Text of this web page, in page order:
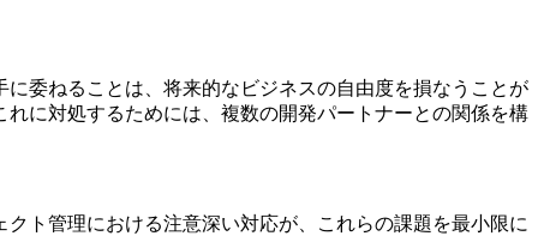
委ねることは、将来的なビジネスの自由度を損なうことが
に対処するためには、複数の開発パートナーとの関係を構
ト管理における注意深い対応が、これらの課題を最小限に